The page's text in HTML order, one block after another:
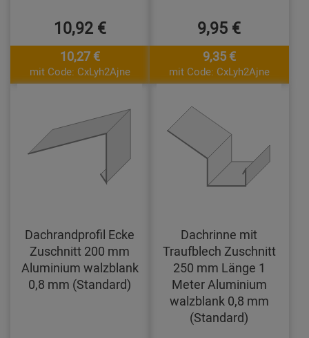
10,92 €
10,27 €
mit Code: CxLyh2Ajne
9,95 €
9,35 €
mit Code: CxLyh2Ajne
Dachrandprofil Ecke
Zuschnitt 200 mm
Aluminium walzblank
0,8 mm (Standard)
Dachrinne mit
Traufblech Zuschnitt
250 mm Länge 1
Meter Aluminium
walzblank 0,8 mm
(Standard)